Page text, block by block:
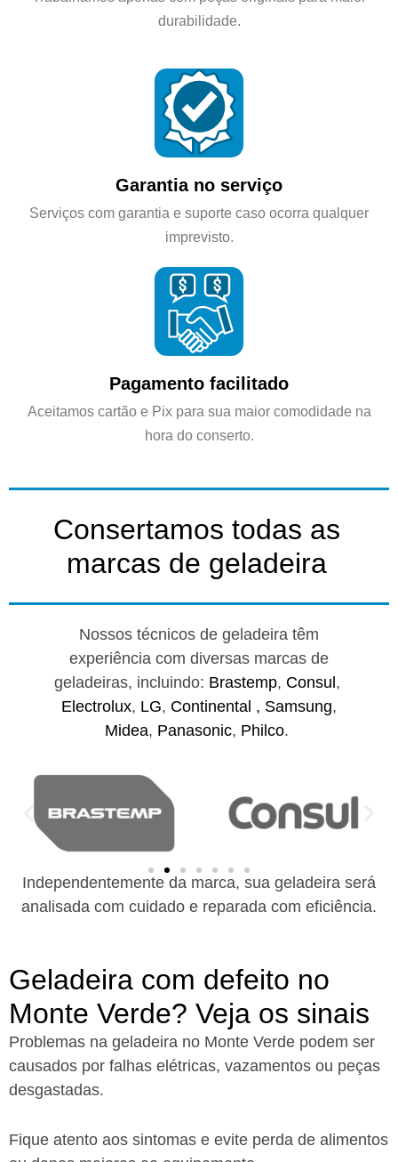
durabilidade.
Garantia no serviço
Serviços com garantia e suporte caso ocorra qualquer
imprevisto.
Pagamento facilitado
Aceitamos cartão e Pix para sua maior comodidade na
hora do conserto.
Consertamos todas as
marcas de geladeira
Nossos técnicos de geladeira têm
experiência com diversas marcas de
geladeiras, incluindo: Brastemp, Consul ,
Electrolux, LG, Continental , Samsung,
Midea, Panasonic, Philco.
Independentemente da marca, sua geladeira será
analisada com cuidado e reparada com eficiência.
Geladeira com defeito no
Monte Verde? Veja os sinais
Problemas na geladeira no Monte Verde podem ser
causados por falhas elétricas, vazamentos ou peças
desgastadas.
Fique atento aos sintomas e evite perda de alimentos